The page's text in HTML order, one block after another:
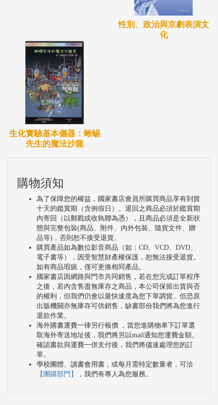
性別、政治與京劇表演文
化
生化實驗基本儀器：蜥蜴
先生的魔法沙龍
購物須知
為了保障您的權益，國家書店會員所購買商品享有到貨
十天的鑑賞期（含例假日）。退回之商品必須於鑑賞期
內寄回（以郵戳或收執聯為憑），且商品必須是全新狀
態與完整包裝(商品、附件、內外包裝、隨貨文件、贈
品等)，否則恕不接受退貨。
購買產品如為數位影音商品（如：CD、VCD、DVD、
電子書等），因受智慧財產權保護，恕無法接受退貨。
如有商品瑕疵，僅可更換相同產品。
國家書店因網路與門市共同銷售，若在您完成訂單程序
之後，若內含售盡無庫存之商品，本公司保留出貨與否
的權利，但我們仍會以最快速度為您下單調貨。但恐原
出版機關亦無庫存可供銷售，缺書部份我們將為您進行
退款作業。
海外購書運費一律另行報價 ，當您進購物車下訂單選
取海外寄送地址後，我們將另以mail通知您運費金額。
確認書款與運費一併支付後，我們將儘速處理您的訂
單。
學校團體、讀書會用書，或每月需特定數量者，可洽
【團購部門】
，我們有專人為您服務。